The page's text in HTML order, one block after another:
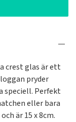
crest glas är ett
pryder
speciell. Perfekt
eller bara
är 15 x 8cm.